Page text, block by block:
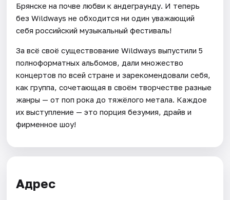
Брянске на почве любви к андеграунду. И теперь
без Wildways не обходится ни один уважающий
себя российский музыкальный фестиваль!
За всё своё существование Wildways выпустили 5
полноформатных альбомов, дали множество
концертов по всей стране и зарекомендовали себя,
как группа, сочетающая в своём творчестве разные
жанры — от поп рока до тяжёлого метала. Каждое
их выступление — это порция безумия, драйв и
фирменное шоу!
Адрес